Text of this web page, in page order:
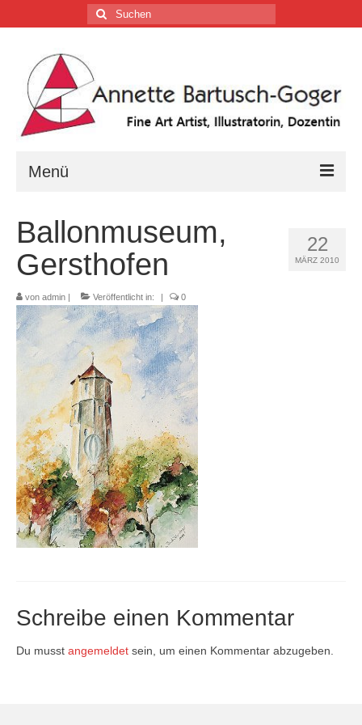
Suchen
nach:
Menü
Galerien …
Firmenkalender …
Firmenkalender 2026
Firmenkalender 2025
Firmenkalender 2024
Firmenkalender 2023
Firmenkalender 2022
Firmenkalender 2021
Firmenkalender 2019
Firmenkalender 2018
22
MÄRZ 2010
Ballonmuseum,
Gersthofen
von admin | Veröffentlicht in: | 0
Schreibe einen Kommentar
Du musst angemeldet sein, um einen Kommentar abzugeben.